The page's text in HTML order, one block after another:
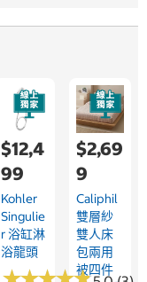
$12,4
99
Kohler
Singulie
R 浴缸淋
浴龍頭
$2,69
9
Caliphil
雙層紗
雙人床
包兩用
被四件